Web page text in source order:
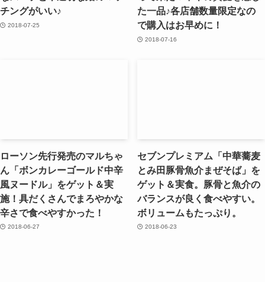
チングがいい♪
2018-07-25
た一品♪各店舗数量限定なの
で購入はお早めに！
2018-07-16
ローソン先行発売のマルちゃ
ん「ボンカレーゴールド中辛
風ヌードル」をゲット＆実
施！具だくさんでまろやかな
辛さで食べやすかった！
2018-06-27
セブンプレミアム「中華蕎麦
とみ田豚骨魚介まぜそば」を
ゲット＆実食。豚骨と魚介の
バランスが良く食べやすい。
ボリュームもたっぷり。
2018-06-23